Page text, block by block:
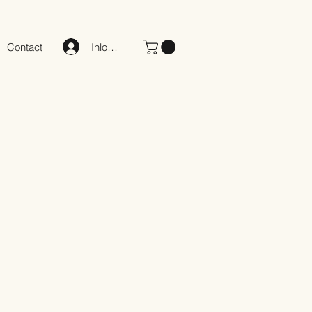
Contact Inloggen